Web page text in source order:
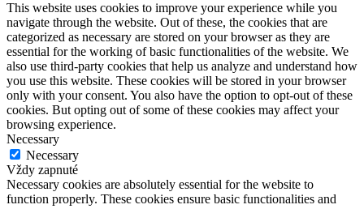
This website uses cookies to improve your experience while you
navigate through the website. Out of these, the cookies that are
categorized as necessary are stored on your browser as they are
essential for the working of basic functionalities of the website. We
also use third-party cookies that help us analyze and understand how
you use this website. These cookies will be stored in your browser
only with your consent. You also have the option to opt-out of these
cookies. But opting out of some of these cookies may affect your
browsing experience.
Necessary
Necessary
Vždy zapnuté
Necessary cookies are absolutely essential for the website to
function properly. These cookies ensure basic functionalities and